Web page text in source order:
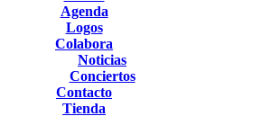
Agenda
Logos
Colabora
Noticias
Conciertos
Contacto
Tienda